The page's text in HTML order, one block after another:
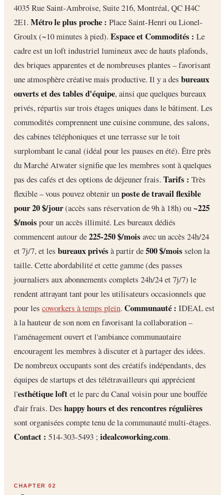
4035 Rue Saint-Ambroise, Suite 216, Montréal, QC H4C
2E1. Métro le plus proche : Place Saint-Henri ou Lionel-
Groulx (~10 minutes à pied). Espace et Commodités : Le
cadre est un loft industriel lumineux avec de hauts plafonds,
des briques apparentes et de nombreuses plantes – favorisant
une atmosphère créative mais productive. Il y a des bureaux
ouverts et des tables d'équipe, ainsi que quelques bureaux
privés, répartis sur trois étages uniques dans le bâtiment. Les
commodités comprennent une cuisine commune, des salons,
des cabines téléphoniques et une terrasse sur le toit
surplombant le canal (idéal pour les pauses en été). Être près
du Marché Atwater signifie que les membres sont à quelques
pas des cafés et des options de déjeuner frais. Tarifs : Très
flexible – vous pouvez obtenir unposte de travail flexible
pour 20 $/jour(accès sans réservation de 9h à 18h) ou~225
$/mois pour un accès illimité. Les bureaux dédiés
commencent autour de225-250 $/mois avec un accès 24h/24
et 7j/7, et les bureaux privés à partir de500 $/mois selon la
taille. Cette abordabilité et cette gamme (des passes
journaliers aux abonnements complets 24h/24 et 7j/7) le
rendent attrayant tant pour les utilisateurs occasionnels que
pour les coworkers à temps plein. Communauté : IDEAL est
à la hauteur de son nom en favorisant la collaboration –
l'aménagement ouvert et l'ambiance communautaire
encouragent les membres à discuter et à partager des idées.
De nombreux occupants sont des créatifs indépendants, des
équipes de startups et des télétravailleurs qui apprécient
l'esthétique loftet le parc du Canal voisin pour une bouffée
d'air frais. Des happy hours et des rencontres régulières
sont organisées compte tenu de la communauté multi-étages.
Contact : 514-303-5493 ; idealcoworking.com.